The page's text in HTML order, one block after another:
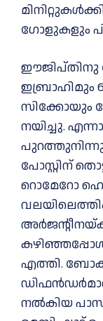
ഗോളുകളും
ഈജിപ്തിനു
ഇബ്രാഹിമും
സിക്കോയും
നയിച്ചു.
പുറത്തുനിന്നു
പോസ്റ്റിന്
റൊമേറോ
എത്തി.
നൽകിയ